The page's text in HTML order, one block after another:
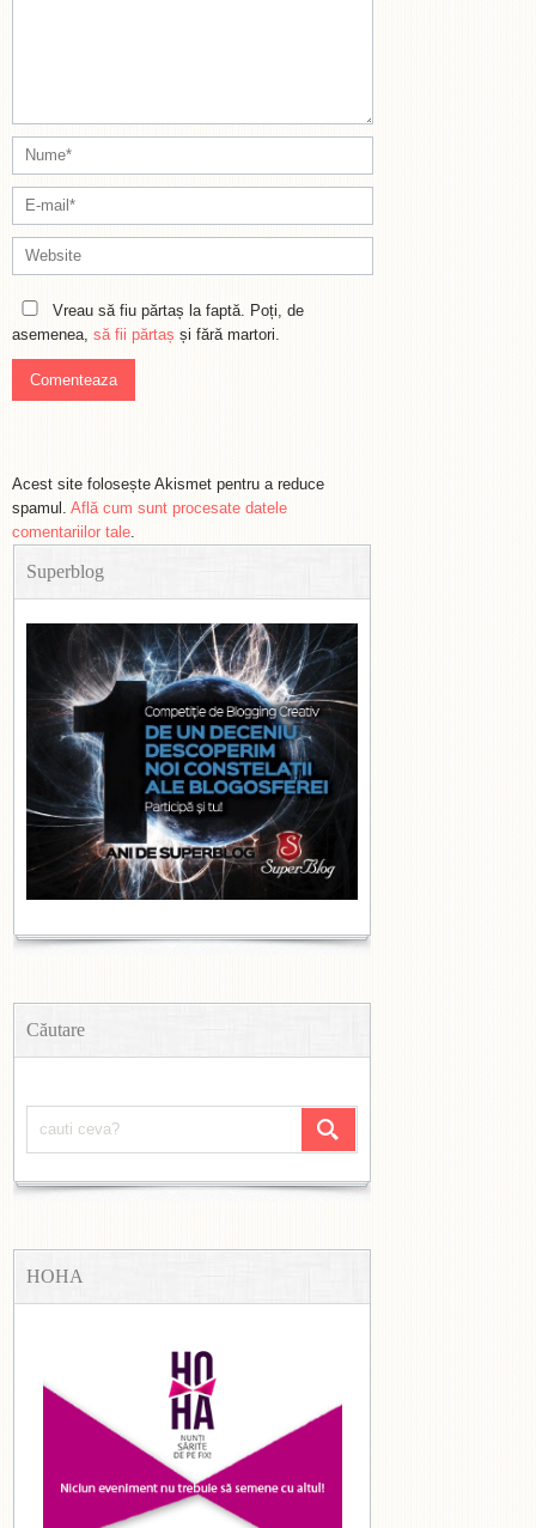
Vreau să fiu părtaș la faptă. Poți, de
asemenea, să fii părtaș și fără martori.
Acest site folosește Akismet pentru a reduce
spamul. Află cum sunt procesate datele
comentariilor tale.
Superblog
Căutare
HOHA